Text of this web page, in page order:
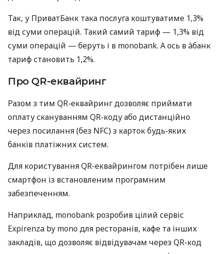
Так, у ПриватБанк така послуга коштуватиме 1,3%
від суми операцій. Такий самий тариф — 1,3% від
суми операцій — беруть і в monobank. А ось в àбанк
тариф становить 1,2%.
Про QR-еквайринг
Разом з тим QR-еквайринг дозволяє приймати
оплату скануванням QR-коду або дистанційно
через посилання (без NFC) з карток будь-яких
банків платіжних систем.
Для користування QR-еквайрингом потрібен лише
смартфон із встановленим програмним
забезпеченням.
Наприклад, monobank розробив цілий сервіс
Expirenza by mono для ресторанів, кафе та інших
закладів, що дозволяє відвідувачам через QR-код